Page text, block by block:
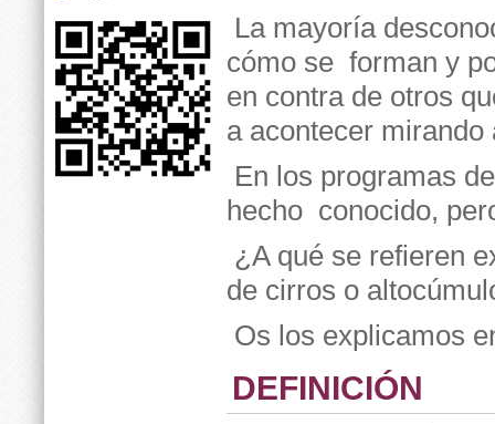
La mayoría
cómo se forman y
en contra de otros
a acontecer mirando
En los programas
hecho conocido,
¿A qué se refieren
de cirros o
Os los explicamos
DEFINICIÓN